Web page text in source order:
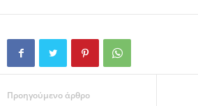
Προηγούμενο άρθρο